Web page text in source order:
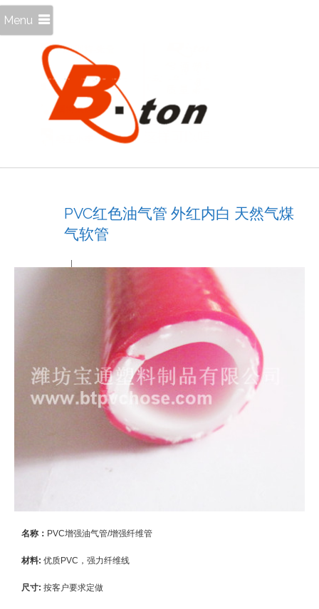
Menu
PVC红色油气管 外红内白 天然气煤
气软管
名称： PVC增强油气管/增强纤维管
材料: 优质PVC，强力纤维线
尺寸: 按客户要求定做